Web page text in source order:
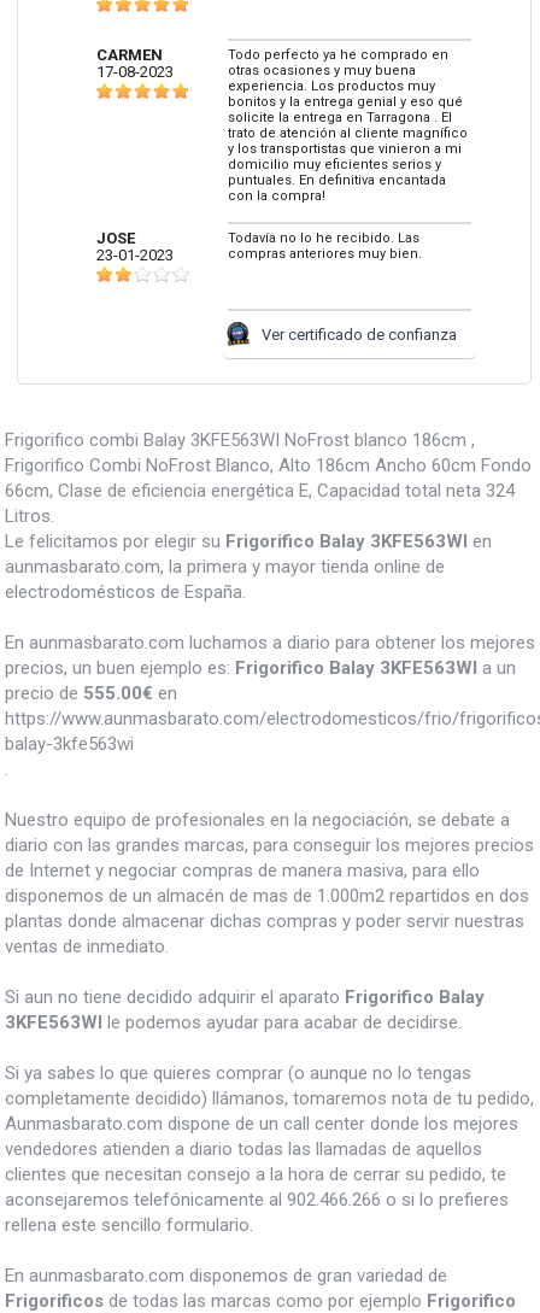
CARMEN
17-08-2023
Todo perfecto ya he comprado en
otras ocasiones y muy buena
experiencia. Los productos muy
bonitos y la entrega genial y eso qué
solicite la entrega en Tarragona . El
trato de atención al cliente magnífico
y los transportistas que vinieron a mi
domicilio muy eficientes serios y
puntuales. En definitiva encantada
con la compra!
JOSE
23-01-2023
Todavía no lo he recibido. Las
compras anteriores muy bien.
Ver certificado de confianza
Frigorifico combi Balay 3KFE563WI NoFrost blanco 186cm ,
Frigorifico Combi NoFrost Blanco, Alto 186cm Ancho 60cm Fondo
66cm, Clase de eficiencia energética E, Capacidad total neta 324
Litros.
Le felicitamos por elegir su Frigorifico Balay 3KFE563WI en
aunmasbarato.com, la primera y mayor tienda online de
electrodomésticos de España.
En aunmasbarato.com luchamos a diario para obtener los mejores
precios, un buen ejemplo es: Frigorifico Balay 3KFE563WI a un
precio de 555.00€ en
https://www.aunmasbarato.com/electrodomesticos/frio/
balay-3kfe563wi
.
Nuestro equipo de profesionales en la negociación, se debate a
diario con las grandes marcas, para conseguir los mejores precios
de Internet y negociar compras de manera masiva, para ello
disponemos de un almacén de mas de 1.000m2 repartidos en dos
plantas donde almacenar dichas compras y poder servir nuestras
ventas de inmediato.
Si aun no tiene decidido adquirir el aparato Frigorifico Balay
3KFE563WI le podemos ayudar para acabar de decidirse.
Si ya sabes lo que quieres comprar (o aunque no lo tengas
completamente decidido) llámanos, tomaremos nota de tu pedido,
Aunmasbarato.com dispone de un call center donde los mejores
vendedores atienden a diario todas las llamadas de aquellos
clientes que necesitan consejo a la hora de cerrar su pedido, te
aconsejaremos telefónicamente al 902.466.266 o si lo prefieres
rellena este sencillo formulario.
En aunmasbarato.com disponemos de gran variedad de
Frigorificos de todas las marcas como por ejemplo Frigorifico